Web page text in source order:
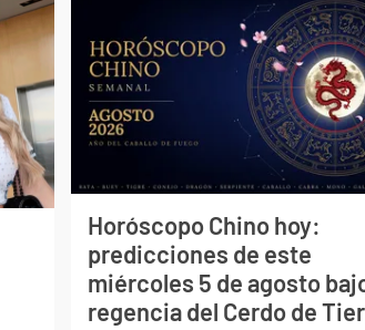
Horóscopo Chino hoy:
predicciones de este
miércoles 5 de agosto
regencia del Cerdo de